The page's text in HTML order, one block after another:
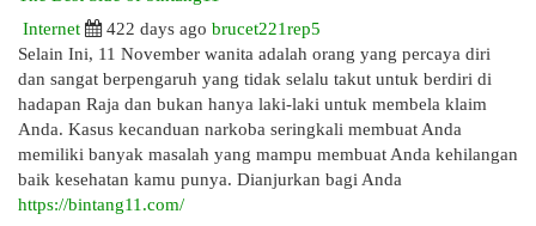
Internet
422 days ago brucet221rep5
Selain Ini, 11 November wanita adalah orang yang percaya diri
dan sangat berpengaruh yang tidak selalu takut untuk berdiri di
hadapan Raja dan bukan hanya laki-laki untuk membela klaim
Anda. Kasus kecanduan narkoba seringkali membuat Anda
memiliki banyak masalah yang mampu membuat Anda kehilangan
baik kesehatan kamu punya. Dianjurkan bagi Anda
https://bintang11.com/